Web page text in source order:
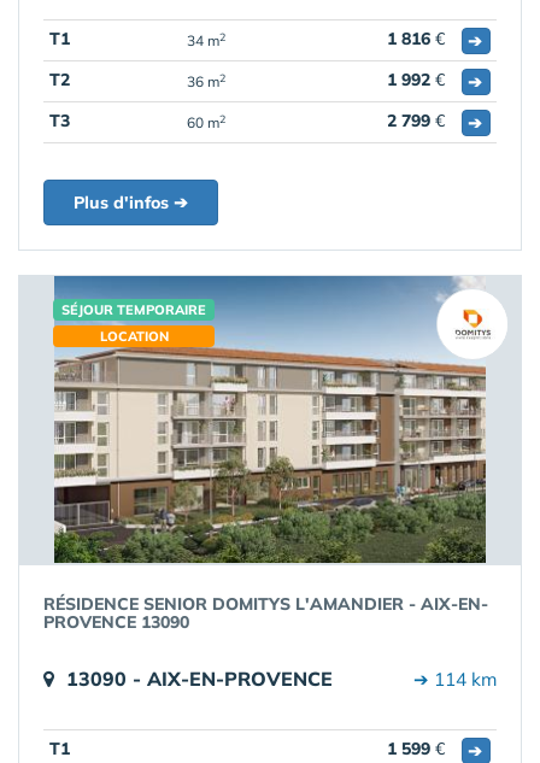
T1 34 m2 1 816 €
➔
T2
36 m2 1 992 €
➔
T3
60 m2 2 799 € ➔
Plus d'infos ➔
SÉJOUR TEMPORAIRE
LOCATION
RÉSIDENCE SENIOR DOMITYS L'AMANDIER - AIX-EN-
PROVENCE 13090
13090 - AIX-EN-PROVENCE ➔ 114 km
T1 1 599 €
➔